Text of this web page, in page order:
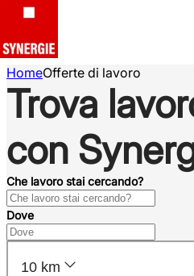
HomeOfferte di lavoro
Trova
con
Che lavoro stai cercando?
Dove
10 km